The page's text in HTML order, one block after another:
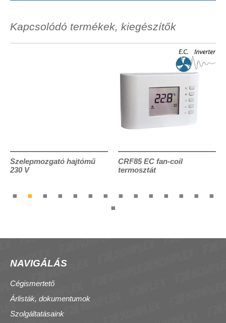
Kapcsolódó termékek, kiegészítők
Szelepmozgató hajtómű
230 V
CRF85 EC fan-coil
termosztát
NAVIGÁLÁS
Cégismertető
Árlisták, dokumentumok
Szolgáltatásaink